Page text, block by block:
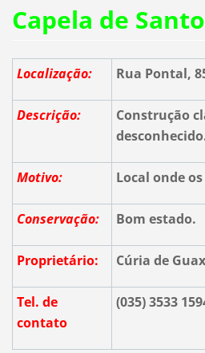
Capela de
Localização: Rua Pontal,
Descrição:
Construção
Motivo: Local onde
Conservação: Bom estado.
Proprietário: Cúria de
Tel. de
contato
(035) 3533